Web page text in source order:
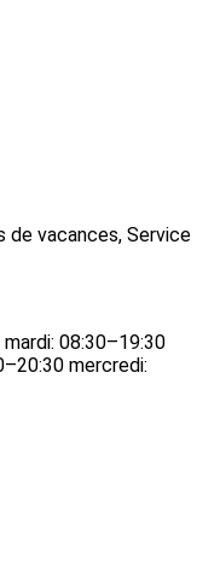
de vacances, Service
08:30–19:30
mercredi: